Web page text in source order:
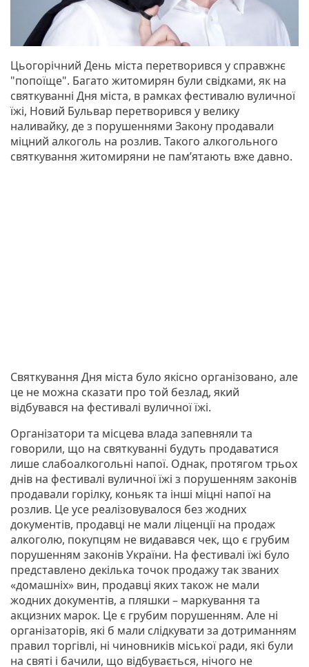
Цьогорічний День міста перетворився у справжнє
"попоїще". Багато житомирян були свідками, як на
святкуванні Дня міста, в рамках фестивалю вуличної
їжі, Новий Бульвар перетворився у велику
наливайку, де з порушеннями Закону продавали
міцний алкоголь на розлив. Такого алкогольного
святкування житомиряни не пам’ятають вже давно.
Святкування Дня міста було якісно організовано, але
це не можна сказати про той безлад, який
відбувався на фестивалі вуличної їжі.
Організатори та місцева влада запевняли та
говорили, що на святкуванні будуть продаватися
лише слабоалкогольні напої. Однак, протягом трьох
днів на фестивалі вуличної їжі з порушенням законів
продавали горілку, коньяк та інші міцні напої на
розлив. Це усе реалізовувалося без жодних
документів, продавці не мали ліценції на продаж
алкоголю, покупцям не видавався чек, що є грубим
порушенням законів України. На фестивалі їжі було
представлено декілька точок продажу так званих
«домашніх» вин, продавці яких також не мали
жодних документів, а пляшки – маркування та
акцизних марок. Це є грубим порушенням. Але ні
організаторів, які б мали слідкувати за дотриманням
правил торгівлі, ні чиновників міської ради, які були
на святі і бачили, що відбувається, нічого не